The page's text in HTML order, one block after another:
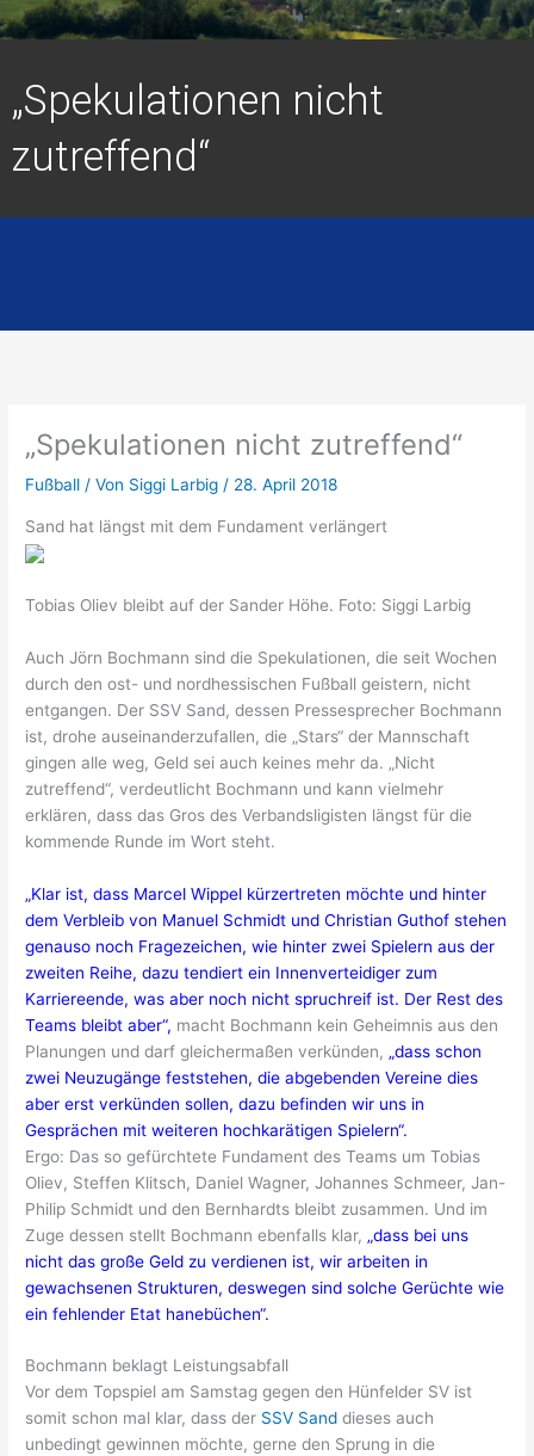
„Spekulationen nicht
zutreffend“
„Spekulationen nicht zutreffend“
Fußball / Von Siggi Larbig/ 28. April 2018
Sand hat längst mit dem Fundament verlängert
Tobias Oliev bleibt auf der Sander Höhe. Foto: Siggi Larbig
Auch Jörn Bochmann sind die Spekulationen, die seit Wochen
durch den ost- und nordhessischen Fußball geistern, nicht
entgangen. Der SSV Sand, dessen Pressesprecher Bochmann
ist, drohe auseinanderzufallen, die „Stars“ der Mannschaft
gingen alle weg, Geld sei auch keines mehr da. „Nicht
zutreffend“, verdeutlicht Bochmann und kann vielmehr
erklären, dass das Gros des Verbandsligisten längst für die
kommende Runde im Wort steht.
„Klar ist, dass Marcel Wippel kürzertreten möchte und hinter
dem Verbleib von Manuel Schmidt und Christian Guthof stehen
genauso noch Fragezeichen, wie hinter zwei Spielern aus der
zweiten Reihe, dazu tendiert ein Innenverteidiger zum
Karriereende, was aber noch nicht spruchreif ist. Der Rest des
Teams bleibt aber“, macht Bochmann kein Geheimnis aus den
Planungen und darf gleichermaßen verkünden, „dass schon
zwei Neuzugänge feststehen, die abgebenden Vereine dies
aber erst verkünden sollen, dazu befinden wir uns in
Gesprächen mit weiteren hochkarätigen Spielern“.
Ergo: Das so gefürchtete Fundament des Teams um Tobias
Oliev, Steffen Klitsch, Daniel Wagner, Johannes Schmeer, Jan-
Philip Schmidt und den Bernhardts bleibt zusammen. Und im
Zuge dessen stellt Bochmann ebenfalls klar, „dass bei uns
nicht das große Geld zu verdienen ist, wir arbeiten in
gewachsenen Strukturen, deswegen sind solche Gerüchte wie
ein fehlender Etat hanebüchen“.
Bochmann beklagt Leistungsabfall
Vor dem Topspiel am Samstag gegen den Hünfelder SV ist
somit schon mal klar, dass der SSV Sand dieses auch
unbedingt gewinnen möchte, gerne den Sprung in die